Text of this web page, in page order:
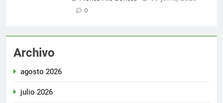
0
Archivo
agosto 2026
julio 2026